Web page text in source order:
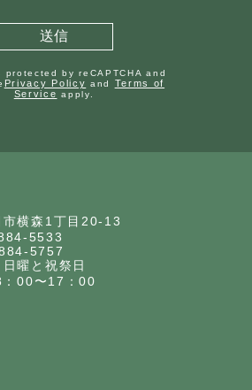
by reCAPTCHA and
Privacy Policy and Terms of
Service apply.
市横森1丁目20-13
5533
5757
曜と祝祭日
00〜17：00